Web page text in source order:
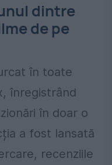
dintre
de pe
în toate
înregistrând
în doar o
a fost lansată
recenziile